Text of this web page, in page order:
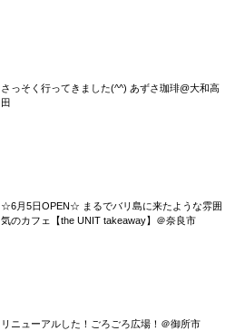
さっそく行ってきました(^^) あずさ珈琲@大和高
田
☆6月5日OPEN☆ まるでバリ島に来たような雰囲
気のカフェ【the UNIT takeaway】＠奈良市
リニューアルした！ごろごろ広場！＠御所市